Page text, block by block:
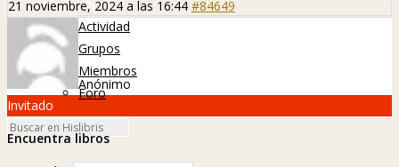
Hislibreños
Actividad
Grupos
Miembros
Foro
21 noviembre, 2024 a las 16:44 #84649
Anónimo
Invitado
Encuentra libros